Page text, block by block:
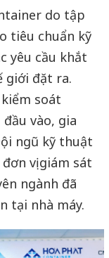
do tập
tiêu chuẩn kỹ
yêu cầu khắt
giới đặt ra.
soát
vào, gia
ngũ kỹ thuật
vị giám sát
ngành đã
tại nhà máy.